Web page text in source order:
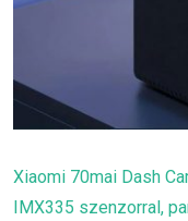
Xiaomi 70mai Dash
IMX335 szenzorral,